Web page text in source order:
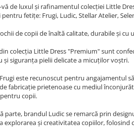
de luxul și rafinamentul colecției Little
fetițe: Frugi, Ludic, Stellar Atelier,
de copii de înaltă calitate, durabile și
colecția Little Dress "Premium" sunt
și siguranța pielii delicate a micuților voștri.
este recunoscut pentru angajamentul
fabricație prietenoase cu mediul
copii.
parte, brandul Ludic se remarcă prin
explorarea și creativitatea copiilor,